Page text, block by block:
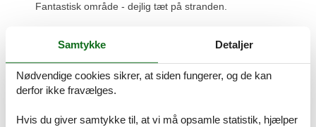
Fantastisk område - dejlig tæt på stranden.
Når du har fundet det sommerhus i Blokhus udlejes, som skal
danne rammen om familiens ferie, kan du straks booke det direkte
over nettet. Du vil helt automatisk være dækket af Felines
prisgaranti. Det betyder kort og godt at vi står inde for, at der ikke
sommerhus i Blokhus udlejes til en pris, som er billigere end vores.
Samtykke Detaljer
Nødvendige cookies sikrer, at siden fungerer, og de kan
derfor ikke fravælges.
Hvis du giver samtykke til, at vi må opsamle statistik, hjælper